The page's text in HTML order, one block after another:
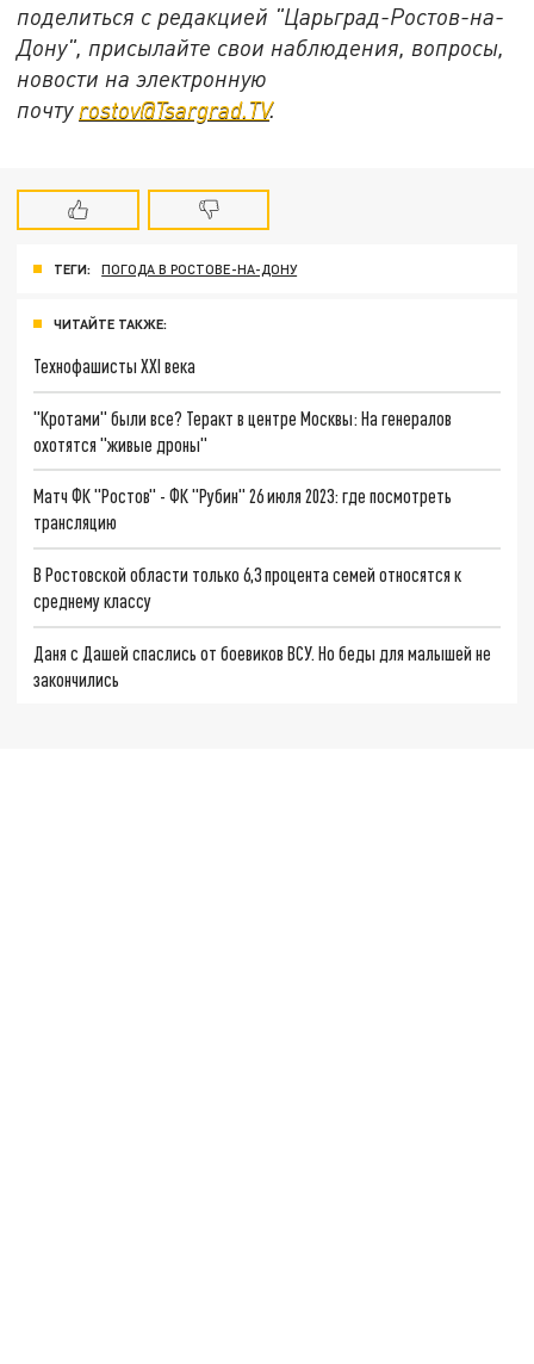
поделиться с редакцией "Царьград-Ростов-на-
Дону", присылайте свои наблюдения, вопросы,
новости на электронную
почту rostov@Tsargrad.ТV.
ТЕГИ: ПОГОДА В РОСТОВЕ-НА-ДОНУ
ЧИТАЙТЕ ТАКЖЕ:
Технофашисты XXI века
"Кротами" были все? Теракт в центре Москвы: На генералов
охотятся "живые дроны"
Матч ФК "Ростов" - ФК "Рубин" 26 июля 2023: где посмотреть
трансляцию
В Ростовской области только 6,3 процента семей относятся к
среднему классу
Даня с Дашей спаслись от боевиков ВСУ. Но беды для малышей не
закончились